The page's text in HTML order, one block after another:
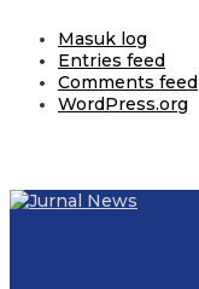
Masuk log
Entries feed
Comments feed
WordPress.org